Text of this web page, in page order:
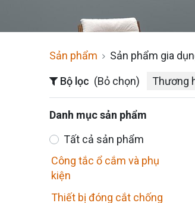
Sản phẩm Sản phẩm gia
Bộ lọc (Bỏ chọn) Thương
Danh mục sản phẩm
Tất cả sản phẩm
Công tắc ổ cắm và phụ
kiện
Thiết bị đóng cắt chống